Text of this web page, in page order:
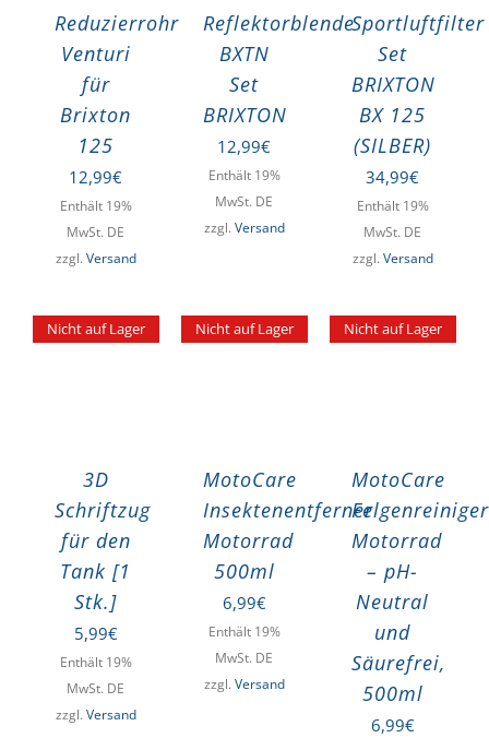
Reduzierrohr
Venturi
für
Brixton
125
12,99€
Enthält 19%
MwSt. DE
zzgl. Versand
Reflektorblende
BXTN
Set
BRIXTON
12,99€
Enthält 19%
MwSt. DE
zzgl. Versand
Sportluftfilter
Set
BRIXTON
BX 125
(SILBER)
34,99€
Enthält 19%
MwSt. DE
zzgl. Versand
Nicht auf Lager
3D
Schriftzug
für den
Tank [1
Stk.]
5,99€
Enthält 19%
MwSt. DE
zzgl. Versand
Nicht auf Lager
MotoCare
Insektenentferner
Motorrad
500ml
6,99€
Enthält 19%
MwSt. DE
zzgl. Versand
Nicht auf Lager
MotoCare
Felgenreiniger
Motorrad
– pH-
Neutral
und
Säurefrei,
500ml
6,99€